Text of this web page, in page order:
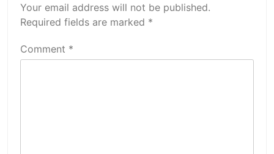
Your email address will not be published.
Required fields are marked *
Comment *